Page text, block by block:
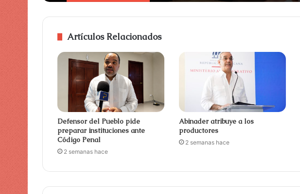
Artículos Relacionados
Defensor del Pueblo pide
preparar instituciones ante
Código Penal
2 semanas hace
Abinader atribuye a los
productores
2 semanas hace